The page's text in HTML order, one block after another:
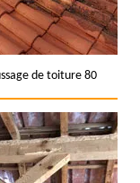
de toiture 80